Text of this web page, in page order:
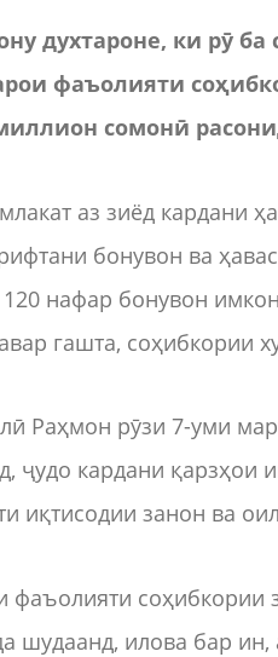
духтароне, ки рӯ ба
фаъолияти
сомонӣ
аз зиёд кардани
бонувон ва
нафар бонувон
гашта, соҳибкории
Раҳмон рӯзи 7-уми
кардани қарзҳои
иқтисодии занон ва
фаъолияти
шудаанд, илова бар